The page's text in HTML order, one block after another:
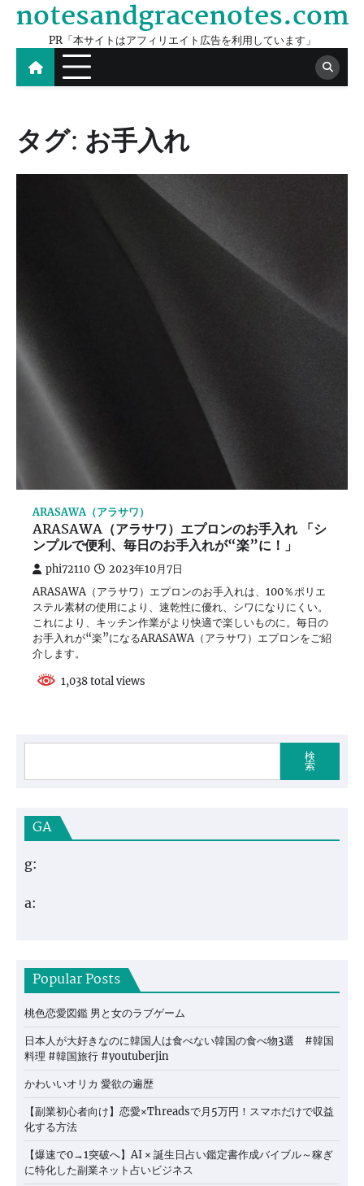
Skip
content
notesandgracenotes.com
PR「本サイトはアフィリエイト広告を利用しています」
タグ: お手入れ
ARASAWA（アラサワ）
ARASAWA（アラサワ）エプロンのお手入れ 「シ
ンプルで便利、毎日のお手入れが“楽”に！」
phi72110 2023年10月7日
ARASAWA（アラサワ）エプロンのお手入れは、100％ポリエ
ステル素材の使用により、速乾性に優れ、シワになりにくい。
これにより、キッチン作業がより快適で楽しいものに。毎日の
お手入れが“楽”になるARASAWA（アラサワ）エプロンをご紹
介します。
1,038 total views
検
索
GA
g:
a:
Popular Posts
桃色恋愛図鑑 男と女のラブゲーム
日本人が大好きなのに韓国人は食べない韓国の食べ物3選 #韓国
料理 #韓国旅行 #youtuberjin
かわいいオリカ 愛欲の遍歴
【副業初心者向け】恋愛×Threadsで月5万円！スマホだけで収益
化する方法
【爆速で0→1突破へ】AI × 誕生日占い鑑定書作成バイブル～稼ぎ
に特化した副業ネット占いビジネス